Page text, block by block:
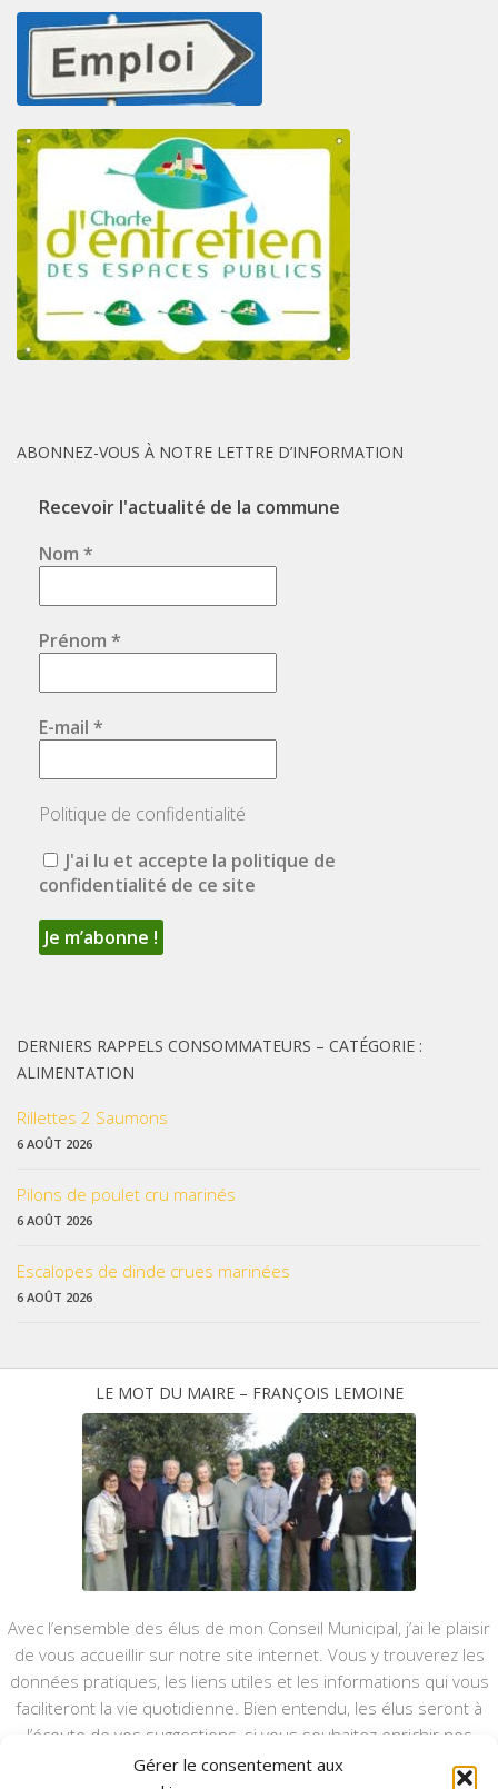
Gérer le consentement aux
ABONNEZ-VOUS À NOTRE LETTRE D’INFORMATION
Recevoir l'actualité de la commune
Nom *
Prénom *
E-mail *
Politique de confidentialité
J'ai lu et accepte la politique de
confidentialité de ce site
DERNIERS RAPPELS CONSOMMATEURS – CATÉGORIE :
ALIMENTATION
Rillettes 2 Saumons
6 AOÛT 2026
Pilons de poulet cru marinés
6 AOÛT 2026
Escalopes de dinde crues marinées
6 AOÛT 2026
LE MOT DU MAIRE – FRANÇOIS LEMOINE
Avec l’ensemble des élus de mon Conseil Municipal, j’ai le plaisir
de vous accueillir sur notre site internet. Vous y trouverez les
données pratiques, les liens utiles et les informations qui vous
faciliteront la vie quotidienne. Bien entendu, les élus seront à
l’écoute de vos suggestions, si vous souhaitez enrichir nos
rubriques ou nos informations.